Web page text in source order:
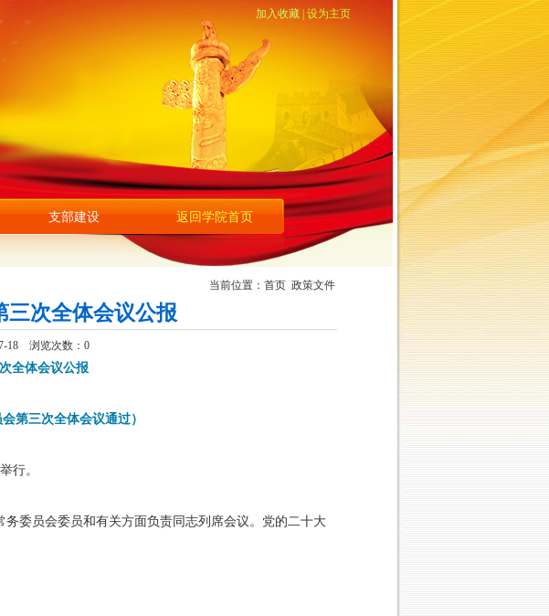
加入收藏 设为主页
支部建设 返回学院首页
当前位置： 首页 政策文件
三次全体会议公报
18 浏览次数： 0
全体会议公报
第三次全体会议通过）
行。
委员会委员和有关方面负责同志列席会议。党的二十大